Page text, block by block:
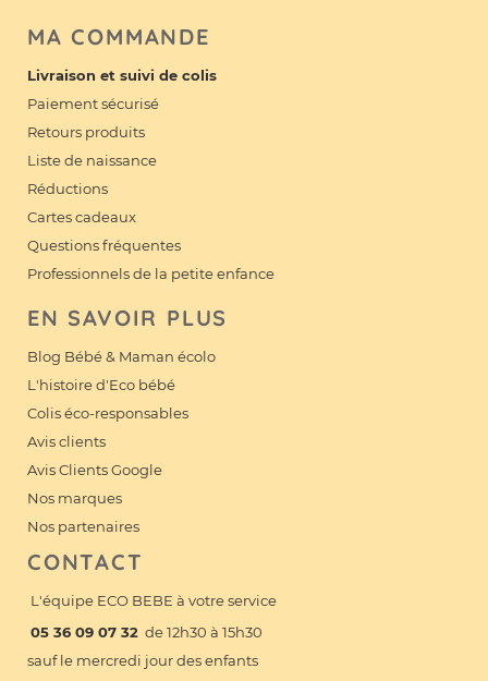
MA COMMANDE
Livraison et suivi de colis
Paiement sécurisé
Retours produits
Liste de naissance
Réductions
Cartes cadeaux
Questions fréquentes
Professionnels de la petite enfance
EN SAVOIR PLUS
Blog Bébé & Maman écolo
L'histoire d'Eco bébé
Colis éco-responsables
Avis clients
Avis Clients Google
Nos marques
Nos partenaires
CONTACT
L'équipe ECO BEBE à votre service
05 36 09 07 32 de 12h30 à 15h30
sauf le mercredi jour des enfants